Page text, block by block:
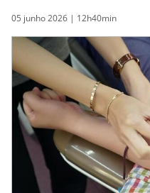
05 junho 2026 | 12h40min